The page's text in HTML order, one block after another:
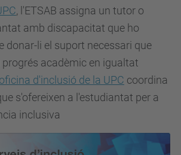
, l'ETSAB assigna un tutor o
amb discapacitat que ho
donar-li el suport necessari que
acadèmic en igualtat
d'inclusió de la UPC coordina
s'ofereixen a l'estudiantat per a
inclusiva